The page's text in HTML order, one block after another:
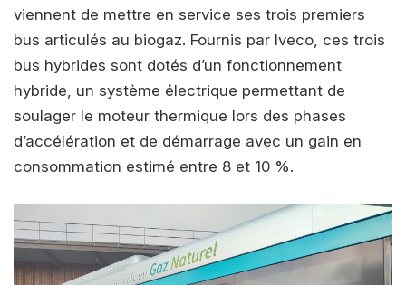
viennent de mettre en service ses trois premiers
bus articulés au biogaz. Fournis par Iveco, ces trois
bus hybrides sont dotés d’un fonctionnement
hybride, un système électrique permettant de
soulager le moteur thermique lors des phases
d’accélération et de démarrage avec un gain en
consommation estimé entre 8 et 10 %.